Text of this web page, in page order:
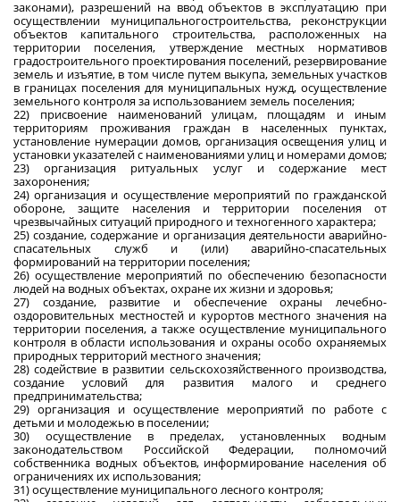
законами), разрешений на ввод объектов в эксплуатацию при
осуществлении муниципальногостроительства, реконструкции
объектов капитального строительства, расположенных на
территории поселения, утверждение местных нормативов
градостроительного проектирования поселений, резервирование
земель и изъятие, в том числе путем выкупа, земельных участков
в границах поселения для муниципальных нужд, осуществление
земельного контроля за использованием земель поселения;
22) присвоение наименований улицам, площадям и иным
территориям проживания граждан в населенных пунктах,
установление нумерации домов, организация освещения улиц и
установки указателей с наименованиями улиц и номерами домов;
23) организация ритуальных услуг и содержание мест
захоронения;
24) организация и осуществление мероприятий по гражданской
обороне, защите населения и территории поселения от
чрезвычайных ситуаций природного и техногенного характера;
25) создание, содержание и организация деятельности аварийно-
спасательных служб и (или) аварийно-спасательных
формирований на территории поселения;
26) осуществление мероприятий по обеспечению безопасности
людей на водных объектах, охране их жизни и здоровья;
27) создание, развитие и обеспечение охраны лечебно-
оздоровительных местностей и курортов местного значения на
территории поселения, а также осуществление муниципального
контроля в области использования и охраны особо охраняемых
природных территорий местного значения;
28) содействие в развитии сельскохозяйственного производства,
создание условий для развития малого и среднего
предпринимательства;
29) организация и осуществление мероприятий по работе с
детьми и молодежью в поселении;
30) осуществление в пределах, установленных водным
законодательством Российской Федерации, полномочий
собственника водных объектов, информирование населения об
ограничениях их использования;
31) осуществление муниципального лесного контроля;